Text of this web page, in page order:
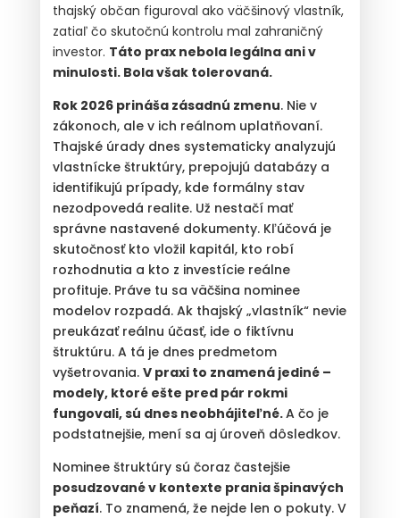
thajský občan figuroval ako väčšinový vlastník,
zatiaľ čo skutočnú kontrolu mal zahraničný
investor. Táto prax nebola legálna ani v
minulosti. Bola však tolerovaná.
Rok 2026 prináša zásadnú zmenu. Nie v
zákonoch, ale v ich reálnom uplatňovaní.
Thajské úrady dnes systematicky analyzujú
vlastnícke štruktúry, prepojujú databázy a
identifikujú prípady, kde formálny stav
nezodpovedá realite. Už nestačí mať
správne nastavené dokumenty. Kľúčová je
skutočnosť kto vložil kapitál, kto robí
rozhodnutia a kto z investície reálne
profituje. Práve tu sa väčšina nominee
modelov rozpadá. Ak thajský „vlastník“ nevie
preukázať reálnu účasť, ide o fiktívnu
štruktúru. A tá je dnes predmetom
vyšetrovania.V praxi to znamená jediné –
modely, ktoré ešte pred pár rokmi
fungovali, sú dnes neobhájiteľné.A čo je
podstatnejšie, mení sa aj úroveň dôsledkov.
Nominee štruktúry sú čoraz častejšie
posudzované v kontexte prania špinavých
peňazí. To znamená, že nejde len o pokuty. V